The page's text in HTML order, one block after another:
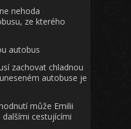
nehoda
ze kterého
autobus
zachovat chladnou
autobuse je
může Emilii
cestujícími